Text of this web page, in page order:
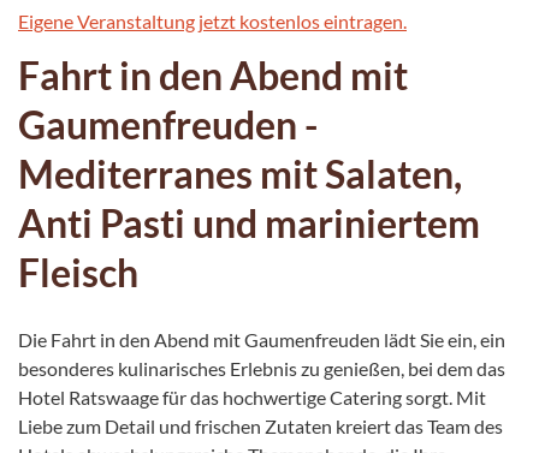
Eigene Veranstaltung jetzt kostenlos eintragen.
Fahrt in den Abend mit
Gaumenfreuden -
Mediterranes mit Salaten,
Anti Pasti und mariniertem
Fleisch
Die Fahrt in den Abend mit Gaumenfreuden lädt Sie ein, ein
besonderes kulinarisches Erlebnis zu genießen, bei dem das
Hotel Ratswaage für das hochwertige Catering sorgt. Mit
Liebe zum Detail und frischen Zutaten kreiert das Team des